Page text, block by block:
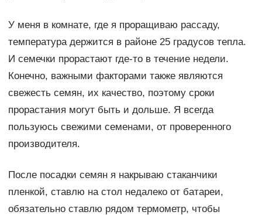
У меня в комнате, где я проращиваю рассаду,
температура держится в районе 25 градусов тепла.
И семечки прорастают где-то в течение недели.
Конечно, важными факторами также являются
свежесть семян, их качество, поэтому сроки
прорастания могут быть и дольше. Я всегда
пользуюсь свежими семенами, от проверенного
производителя.
После посадки семян я накрываю стаканчики
пленкой, ставлю на стол недалеко от батареи,
обязательно ставлю рядом термометр, чтобы